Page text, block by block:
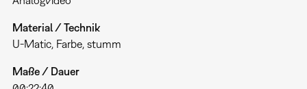
Material / Technik
U-Matic, Farbe, stumm
Maße / Dauer